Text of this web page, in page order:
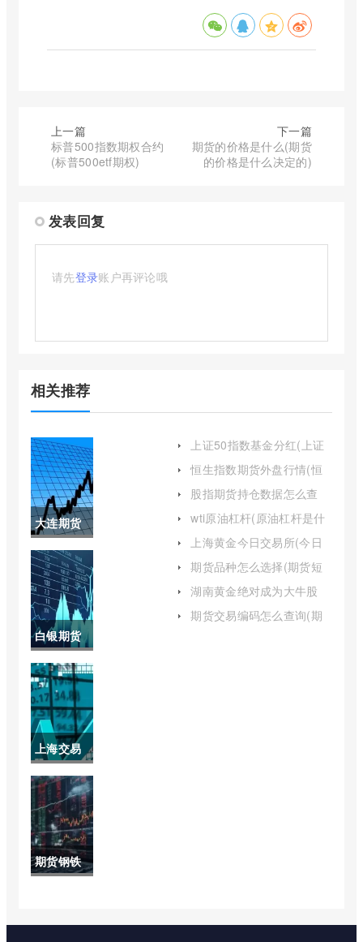
上一篇
标普500指数期权合约
(标普500etf期权)
下一篇
期货的价格是什么(期货
的价格是什么决定的)
发表回复
请先登录账户再评论哦
相关推荐
大连期货
商品交易
所期货品
种(大连期
货哪个品
种收单边
手续费)
白银期货
最新行情
沪(白银期
货最新行
情沪银上
市)
上海交易
所黄金实
时交易价
格(上海黄
金交易所
期货钢铁
铁的关联
上证50指数基金分红(上证
恒生指数期货外盘行情(恒
股指期货持仓数据怎么查
wti原油杠杆(原油杠杆是什
上海黄金今日交易所(今日
期货品种怎么选择(期货短
湖南黄金绝对成为大牛股
期货交易编码怎么查询(期